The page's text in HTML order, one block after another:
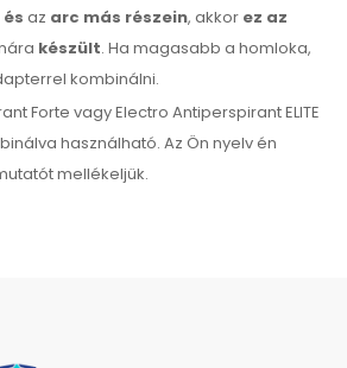
és az arc más részein, akkor ez az
készült. Ha magasabb a homloka,
kombinálni.
Forte vagy Electro Antiperspirant ELITE
használható. Az Ön nyelvén
mellékeljük.